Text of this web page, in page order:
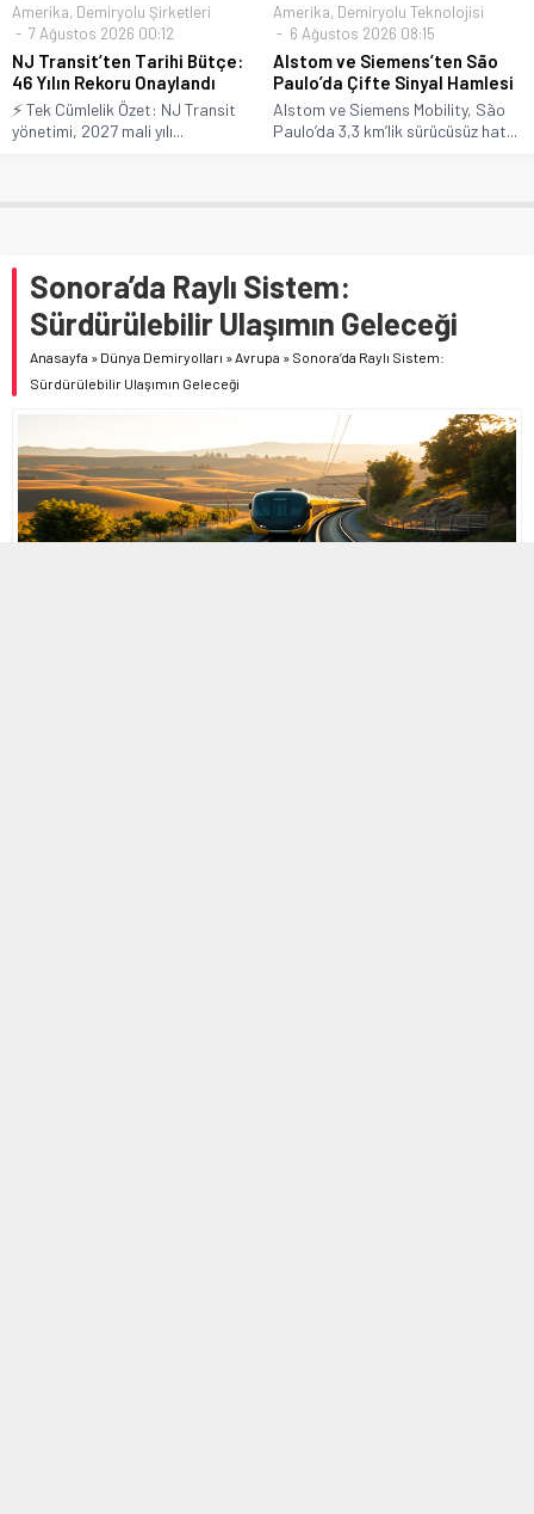
Amerika, Demiryolu Şirketleri
7 Ağustos 2026 00:12
NJ Transit’ten Tarihi Bütçe:
46 Yılın Rekoru Onaylandı
⚡ Tek Cümlelik Özet: NJ Transit
yönetimi, 2027 mali yılı...
Amerika, Demiryolu Teknolojisi
6 Ağustos 2026 08:15
Alstom ve Siemens’ten São
Paulo’da Çifte Sinyal Hamlesi
Alstom ve Siemens Mobility, São
Paulo’da 3,3 km’lik sürücüsüz hat...
Sonora’da Raylı Sistem:
Sürdürülebilir Ulaşımın Geleceği
Anasayfa » Dünya Demiryolları »Avrupa » Sonora’da Raylı Sistem:
Sürdürülebilir Ulaşımın Geleceği